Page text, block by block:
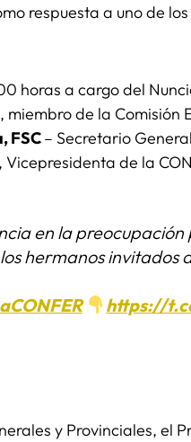
respuesta a uno de
horas a cargo del
miembro de la
FSC– Secretario
, Vicepresidenta de la
en la preocupación
hermanos invitados
https://
y Provinciales, el